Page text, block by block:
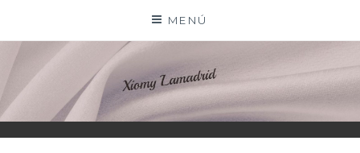
contenido
MENÚ
XIOMY LAMADRID